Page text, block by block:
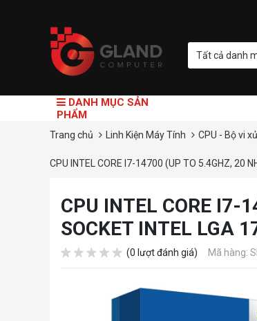
Tất cả danh
DANH MỤC SẢN
PHẨM
Trang chủ Linh Kiện Máy Tính CPU - Bộ vi
CPU INTEL CORE I7-14700 (UP TO 5.4GHZ, 20
CPU INTEL CORE I7-
SOCKET INTEL LGA
(0 lượt đánh giá) Mã hàng: